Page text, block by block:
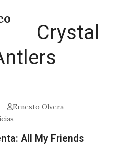
Crystal
Ernesto Olvera
All My Friends